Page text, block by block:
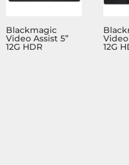
Blackmagic
Video Assist 5”
12G HDR
Video
12G